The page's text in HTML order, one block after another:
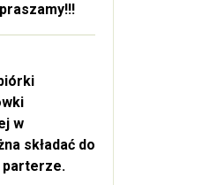
w
składać do
parterze.